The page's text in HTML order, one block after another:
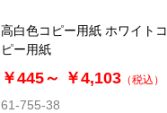
高白色コピー用紙 ホワイトコ
ピー用紙
￥445～ ￥4,103 （税込）
61-755-38